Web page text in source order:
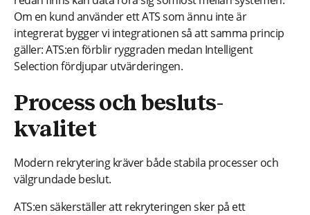
Om en kund använder ett ATS som ännu inte är
integrerat bygger vi integrationen så att samma princip
gäller: ATS:en förblir ryggraden medan Intelligent
Selection fördjupar utvärderingen.
Process och besluts­
kvalitet
Modern rekrytering kräver både stabila processer och
välgrundade beslut.
ATS:en säkerställer att rekryteringen sker på ett